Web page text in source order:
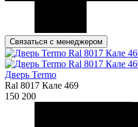
Связаться с менеджером
Дверь Termo
Ral 8017 Кале 469
150 200